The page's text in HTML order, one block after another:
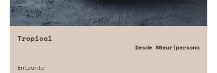
Tropical
Desde 80eur|persona
Entrante